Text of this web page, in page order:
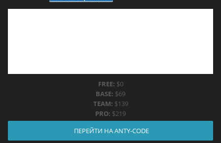
FREE: $0
BASE: $69
TEAM: $139
PRO: $219
ПЕРЕЙТИ НА ANTY-CODE